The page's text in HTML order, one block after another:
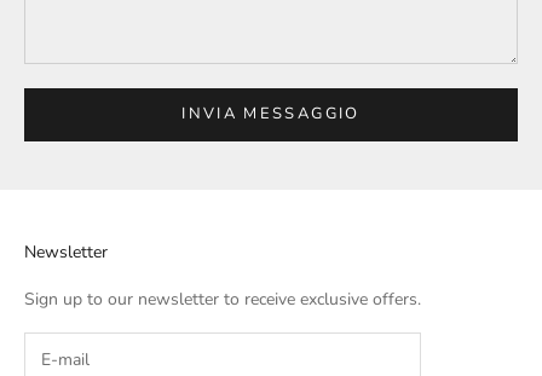
INVIA MESSAGGIO
Newsletter
Sign up to our newsletter to receive exclusive offers.